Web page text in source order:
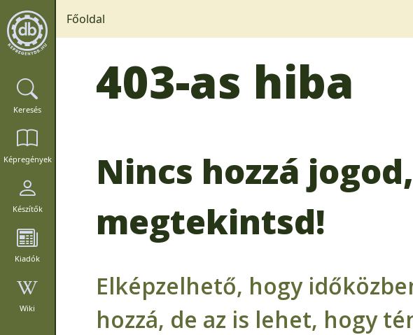
Keresés
Képregények
Készítők
Kiadók
Wiki
Főoldal
403-as hiba
Nincs hozzá
megtekintsd!
Elképzelhető, hogy
hozzá, de az is lehet, hogy